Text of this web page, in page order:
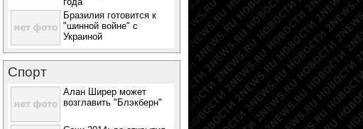
Бразилия готовится к
"шинной войне" с
Украиной
Спорт
Алан Ширер может
возглавить "Блэкберн"